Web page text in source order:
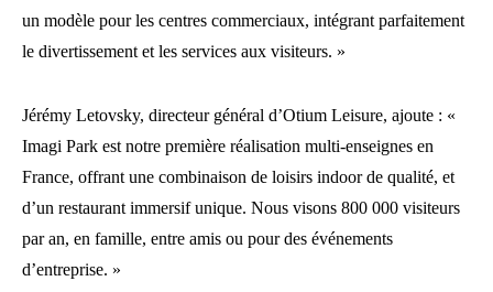
un modèle pour les centres commerciaux, intégrant parfaitement
le divertissement et les services aux visiteurs. »
Jérémy Letovsky, directeur général d’Otium Leisure, ajoute : «
Imagi Park est notre première réalisation multi-enseignes en
France, offrant une combinaison de loisirs indoor de qualité, et
d’un restaurant immersif unique. Nous visons 800 000 visiteurs
par an, en famille, entre amis ou pour des événements
d’entreprise. »